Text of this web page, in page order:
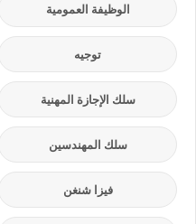
الوظيفة العمومية
توجيه
سلك الإجازة المهنية
سلك المهندسين
فيزا شنغن